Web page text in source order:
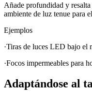
Añade profundidad y
ambiente de luz tenue para
Ejemplos
·Tiras de luces LED bajo el
·Focos impermeables para
Adaptándose al